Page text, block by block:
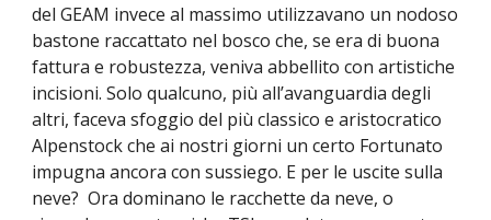
del GEAM invece al massimo utilizzavano un nodoso
bastone raccattato nel bosco che, se era di buona
fattura e robustezza, veniva abbellito con artistiche
incisioni. Solo qualcuno, più all’avanguardia degli
altri, faceva sfoggio del più classico e aristocratico
Alpenstock che ai nostri giorni un certo Fortunato
impugna ancora con sussiego. E per le uscite sulla
neve? Ora dominano le racchette da neve, o